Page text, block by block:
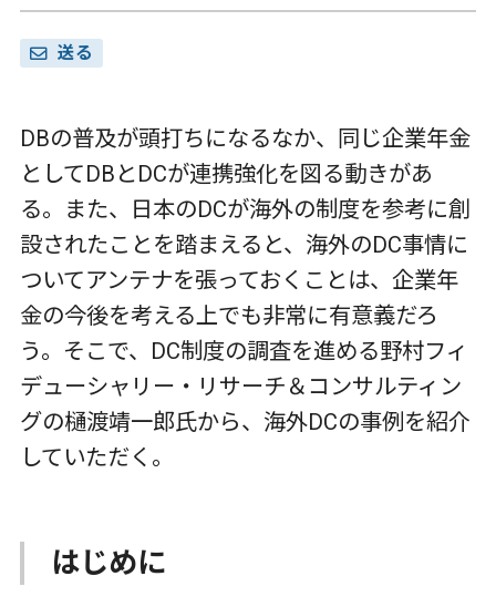
送る
DBの普及が頭打ちになるなか、同じ企業年金
としてDBとDCが連携強化を図る動きがあ
る。また、日本のDCが海外の制度を参考に創
設されたことを踏まえると、海外のDC事情に
ついてアンテナを張っておくことは、企業年
金の今後を考える上でも非常に有意義だろ
う。そこで、DC制度の調査を進める野村フィ
デューシャリー・リサーチ＆コンサルティン
グの樋渡靖一郎氏から、海外DCの事例を紹介
していただく。
はじめに